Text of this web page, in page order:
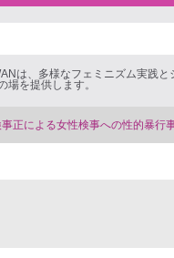
は、多様なフェミニズム実践と
場を提供します。
◆女性検事を支援する会事務局